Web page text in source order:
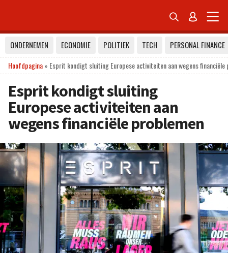
 
ONDERNEMEN ECONOMIE POLITIEK TECH
PERSONAL FINANCE
Hoofdpagina» Esprit kondigt sluiting Europese activiteiten aan wegens financiële
Esprit kondigt sluiting
Europese activiteiten aan
wegens financiële problemen